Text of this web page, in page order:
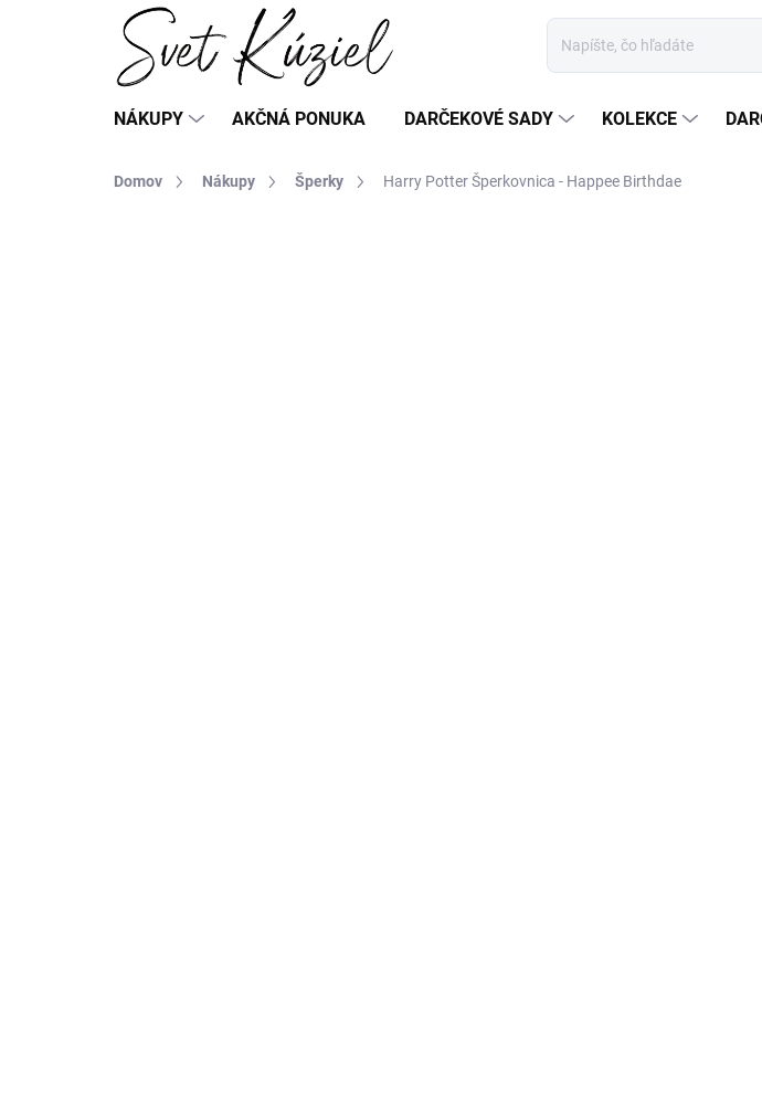
NÁKUPY AKČNÁ PONUKA DARČEKOVÉ SADY KOLEKCE
Domov Nákupy Šperky Harry Potter Šperkovnica - Happee Birthdae